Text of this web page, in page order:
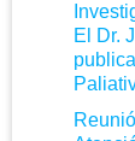
El Dr.